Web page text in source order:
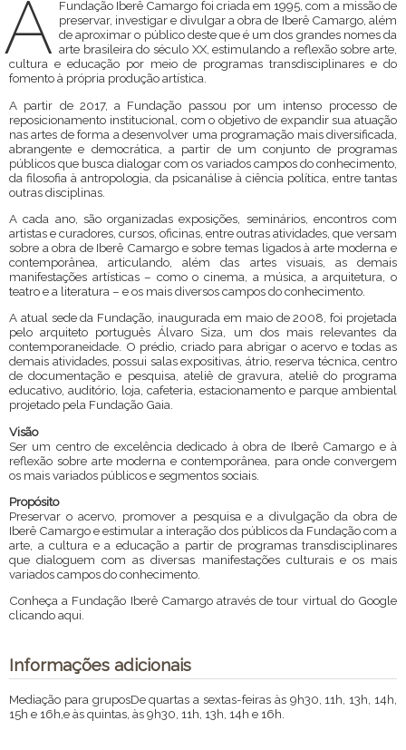
A Fundação Iberê Camargo foi criada em 1995, com a missão de
preservar, investigar e divulgar a obra de Iberê Camargo, além
de aproximar o público deste que é um dos grandes nomes da
arte brasileira do século XX, estimulando a reflexão sobre arte,
cultura e educação por meio de programas transdisciplinares e do
fomento à própria produção artística.
A partir de 2017, a Fundação passou por um intenso processo de
reposicionamento institucional, com o objetivo de expandir sua atuação
nas artes de forma a desenvolver uma programação mais diversificada,
abrangente e democrática, a partir de um conjunto de programas
públicos que busca dialogar com os variados campos do conhecimento,
da filosofia à antropologia, da psicanálise à ciência política, entre tantas
outras disciplinas.
A cada ano, são organizadas exposições, seminários, encontros com
artistas e curadores, cursos, oficinas, entre outras atividades, que versam
sobre a obra de Iberê Camargo e sobre temas ligados à arte moderna e
contemporânea, articulando, além das artes visuais, as demais
manifestações artísticas – como o cinema, a música, a arquitetura, o
teatro e a literatura – e os mais diversos campos do conhecimento.
A atual sede da Fundação, inaugurada em maio de 2008, foi projetada
pelo arquiteto português Álvaro Siza, um dos mais relevantes da
contemporaneidade. O prédio, criado para abrigar o acervo e todas as
demais atividades, possui salas expositivas, átrio, reserva técnica, centro
de documentação e pesquisa, ateliê de gravura, ateliê do programa
educativo, auditório, loja, cafeteria, estacionamento e parque ambiental
projetado pela Fundação Gaia.
Visão
Ser um centro de excelência dedicado à obra de Iberê Camargo e à
reflexão sobre arte moderna e contemporânea, para onde convergem
os mais variados públicos e segmentos sociais.
Propósito
Preservar o acervo, promover a pesquisa e a divulgação da obra de
Iberê Camargo e estimular a interação dos públicos da Fundação com a
arte, a cultura e a educação a partir de programas transdisciplinares
que dialoguem com as diversas manifestações culturais e os mais
variados campos do conhecimento.
Conheça a Fundação Iberê Camargo através de tour virtual do Google
clicandoaqui.
Informações adicionais
Mediação para gruposDe quartas a sextas-feiras às 9h30, 11h, 13h, 14h,
15h e 16h,e às quintas, às 9h30, 11h, 13h, 14h e 16h.